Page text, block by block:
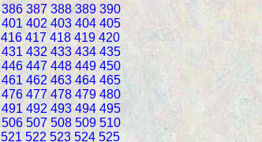
386 387 388 389 390
401 402 403 404 405
416 417 418 419 420
431 432 433 434 435
446 447 448 449 450
461 462 463 464 465
476 477 478 479 480
491 492 493 494 495
506 507 508 509 510
521 522 523 524 525